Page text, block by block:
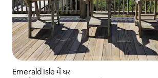
Emerald Isle में घर